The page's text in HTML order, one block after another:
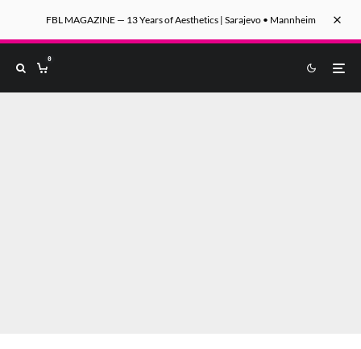
FBL MAGAZINE — 13 Years of Aesthetics | Sarajevo • Mannheim
0